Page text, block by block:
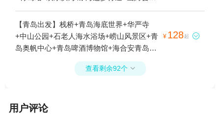
商店(青岛店)1日游
【青岛出发】栈桥+青岛海底世界+华严寺
+中山公园+石老人海水浴场+崂山风景区+青
岛奥帆中心+青岛啤酒博物馆+海合安青岛极
地海洋公园+圣弥厄尔教堂+五四广场+劈柴
院+崂山仰口游览区+青岛海上观光+台东商
已下线+青岛市博物馆+青山渔村1日游
¥ 128起 
查看剩余92个 
用户评论